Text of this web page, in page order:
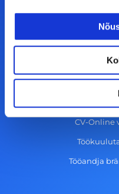
-
Aktiveeri
CV-Online
Tööandja